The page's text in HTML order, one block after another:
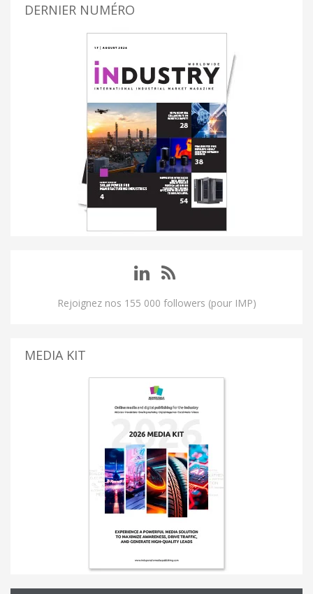
DERNIER NUMÉRO
Rejoignez nos 155 000 followers (pour IMP)
MEDIA KIT